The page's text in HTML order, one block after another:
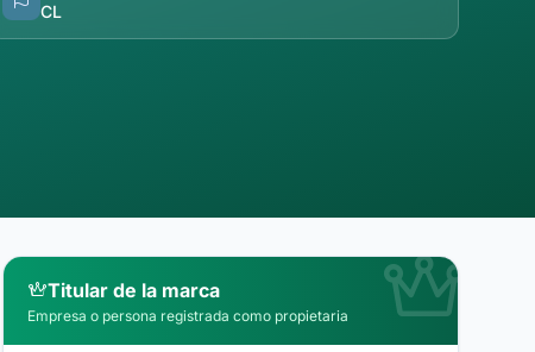
CL
Titular de la marca
Empresa o persona registrada como propietaria